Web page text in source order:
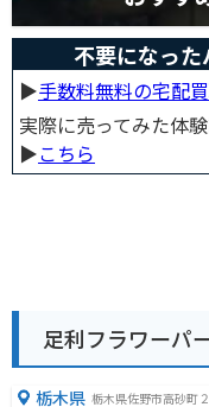
不要になった
▶︎手数料無料の宅配
実際に売ってみた体
▶︎こちら
足利フラワーパ
栃木県 栃木県佐野市高砂町